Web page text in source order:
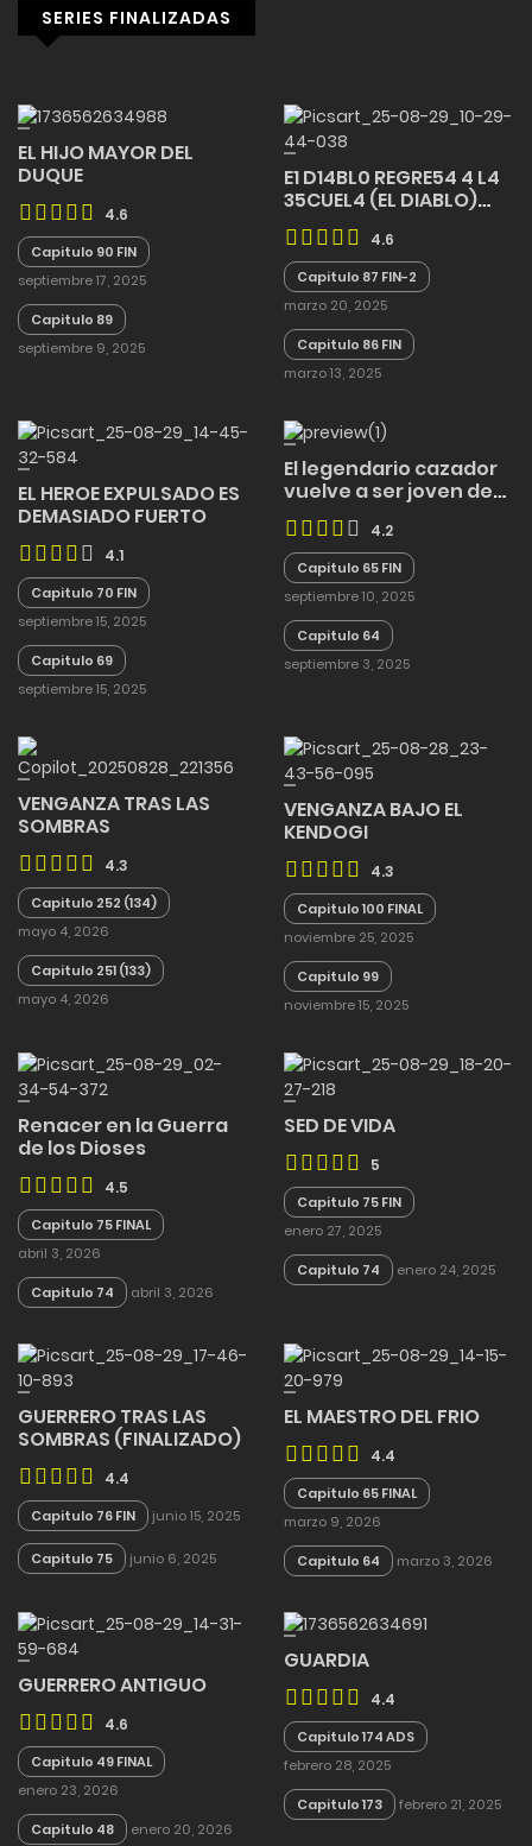
SERIES FINALIZADAS
EL HIJO MAYOR DEL
DUQUE
4.6
Capitulo 90 FIN
septiembre 17, 2025
Capitulo 89
septiembre 9, 2025
E1 D14BL0 REGRE54 4 L4
35CUEL4 (EL DIABLO)
FINALIZADO
4.6
Capitulo 87 FIN-2
marzo 20, 2025
Capitulo 86 FIN
marzo 13, 2025
EL HEROE EXPULSADO ES
DEMASIADO FUERTO
4.1
Capitulo 70 FIN
septiembre 15, 2025
Capitulo 69
septiembre 15, 2025
El legendario cazador
vuelve a ser joven de
nuevo
4.2
Capitulo 65 FIN
septiembre 10, 2025
Capitulo 64
septiembre 3, 2025
VENGANZA TRAS LAS
SOMBRAS
4.3
Capitulo 252 (134)
mayo 4, 2026
Capitulo 251 (133)
mayo 4, 2026
VENGANZA BAJO EL
KENDOGI
4.3
Capitulo 100 FINAL
noviembre 25, 2025
Capitulo 99
noviembre 15, 2025
Renacer en la Guerra
de los Dioses
4.5
Capitulo 75 FINAL
abril 3, 2026
Capitulo 74 abril 3, 2026
SED DE VIDA
5
Capitulo 75 FIN
enero 27, 2025
Capitulo 74 enero 24, 2025
GUERRERO TRAS LAS
SOMBRAS (FINALIZADO)
4.4
Capitulo 76 FIN junio 15, 2025
Capitulo 75 junio 6, 2025
EL MAESTRO DEL FRIO
4.4
Capitulo 65 FINAL
marzo 9, 2026
Capitulo 64 marzo 3, 2026
GUERRERO ANTIGUO
4.6
Capitulo 49 FINAL
enero 23, 2026
Capitulo 48 enero 20, 2026
GUARDIA
4.4
Capitulo 174 ADS
febrero 28, 2025
Capitulo 173 febrero 21, 2025